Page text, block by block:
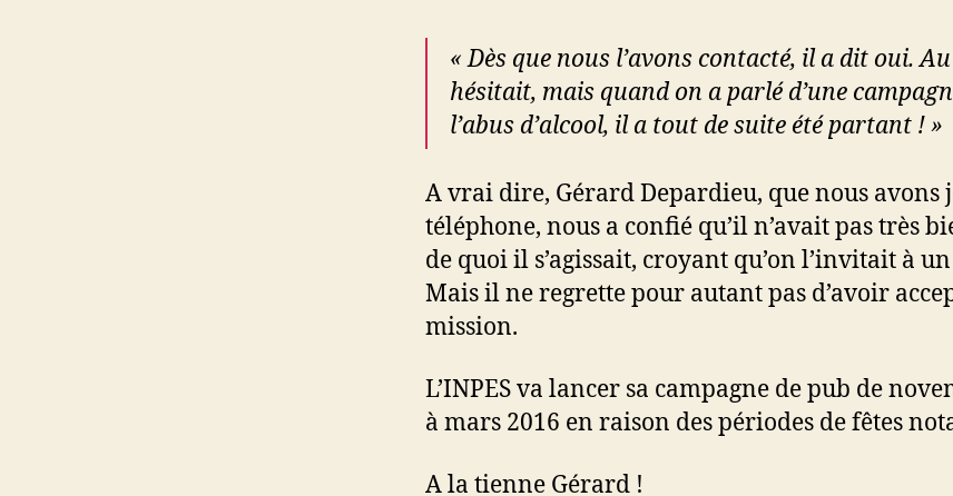
« Dès que nous l’avons contacté, il a dit oui.
hésitait, mais quand on a parlé d’une
l’abus d’alcool, il a tout de suite été partant ! »
A vrai dire, Gérard Depardieu, que nous avons
téléphone, nous a confié qu’il n’avait pas très
de quoi il s’agissait, croyant qu’on l’invitait à
Mais il ne regrette pour autant pas d’avoir
mission.
L’INPES va lancer sa campagne de pub de
à mars 2016 en raison des périodes de fêtes
A la tienne Gérard !